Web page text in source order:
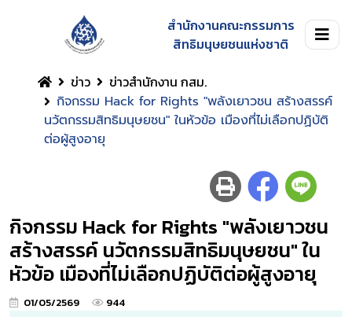
สำนักงานคณะกรรมการ
สิทธิมนุษยชนแห่งชาติ
ข่าว
ข่าวสำนักงาน กสม.
กิจกรรม Hack for Rights "พลังเยาวชน สร้างสรรค์
นวัตกรรมสิทธิมนุษยชน" ในหัวข้อ เมืองที่ไม่เลือกปฏิบัติ
ต่อผู้สูงอายุ
กิจกรรม Hack for Rights "พลังเยาวชน
สร้างสรรค์ นวัตกรรมสิทธิมนุษยชน" ใน
หัวข้อ เมืองที่ไม่เลือกปฏิบัติต่อผู้สูงอายุ
01/05/2569 944